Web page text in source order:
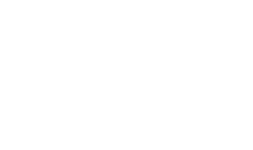
Casa Pequena